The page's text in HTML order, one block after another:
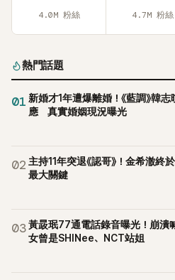
這段為平息爭議、直接公開腋下畫
《脫掉鞋子恢單4Men》 中，親自
件。 回顧李智惠的演藝路，她於
員身分出道，該團在 2000 年代
智英兩位女成員，以及張錫炫、
李智惠言語辱罵、動手等爭議，
體解散後，李智惠轉型 solo，靠
藝圈。據悉，她當年能加入
女兒，一家四口生活幸福美滿。如
目，她經營的 YouTube 頻道也即
4.0M 粉絲 4.7M 粉絲
熱門話題
01 新婚才1年遭爆離婚！《藍調》韓
應 真實婚姻現況曝光
02 主持11年突退《認哥》！金希澈
最大關鍵
03黃晸珉77通電話錄音曝光！崩潰喊
女曾是SHINee、NCT站姐